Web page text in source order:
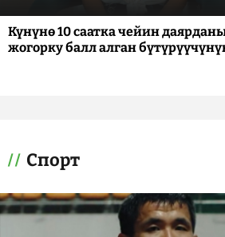
Күнүнө 10 саатка чейин
жогорку балл алган
Спорт